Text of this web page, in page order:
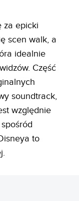
za epicki
scen walk, a
idealnie
Część
soundtrack,
względnie
to